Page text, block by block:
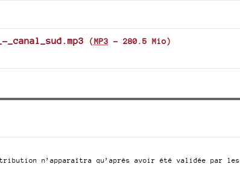
(MP3 - 280.5 Mio)
n’apparaîtra qu’après avoir été validée par les